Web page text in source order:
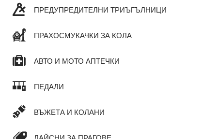
ПРЕДУПРЕДИТЕЛНИ ТРИЪГЪЛНИЦИ
ПРАХОСМУКАЧКИ ЗА КОЛА
АВТО И МОТО АПТЕЧКИ
ПЕДАЛИ
ВЪЖЕТА И КОЛАНИ